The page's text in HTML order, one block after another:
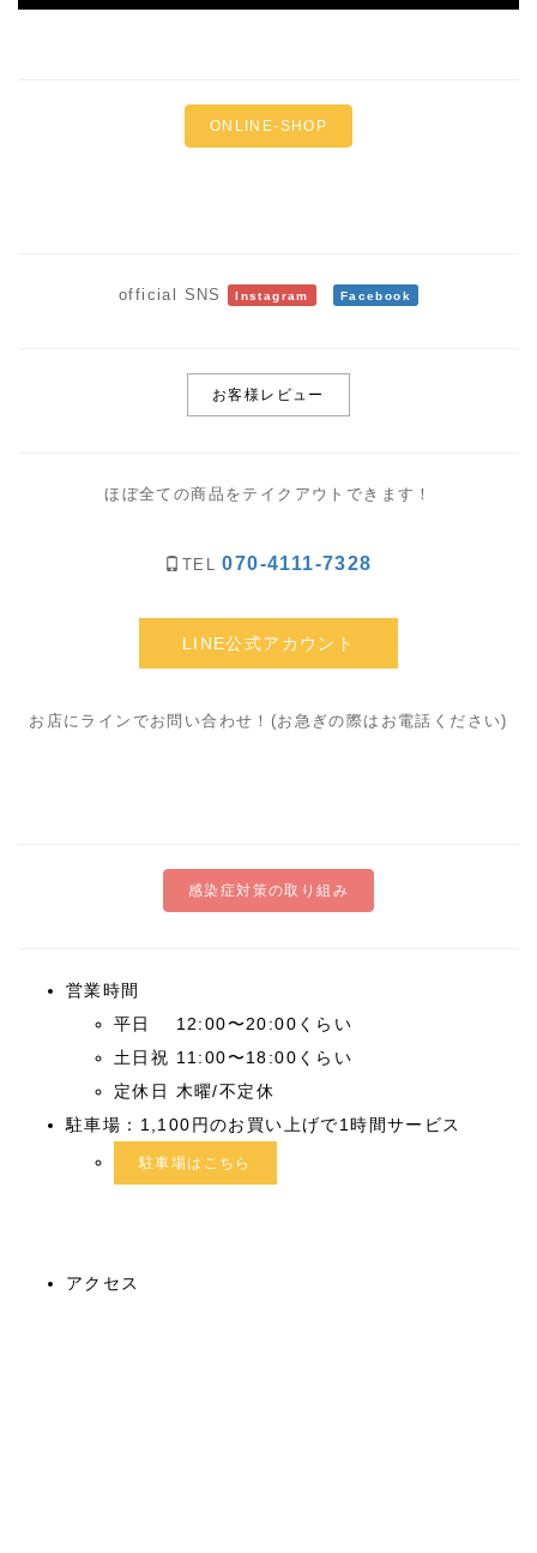
ONLINE-SHOP
official SNS Instagram Facebook
お客様レビュー
ほぼ全ての商品をテイクアウトできます！
TEL070-4111-7328
LINE公式アカウント
お店にラインでお問い合わせ！(お急ぎの際はお電話ください)
感染症対策の取り組み
営業時間
平日 12:00〜20:00くらい
土日祝 11:00〜18:00くらい
定休日 木曜/不定休
駐車場：1,100円のお買い上げで1時間サービス
駐車場はこちら
アクセス